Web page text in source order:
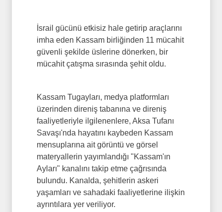
İsrail gücünü etkisiz hale getirip araçlarını
imha eden Kassam birliğinden 11 mücahit
güvenli şekilde üslerine dönerken, bir
mücahit çatışma sırasında şehit oldu.
Kassam Tugayları, medya platformları
üzerinden direniş tabanına ve direniş
faaliyetleriyle ilgilenenlere, Aksa Tufanı
Savaşı'nda hayatını kaybeden Kassam
mensuplarına ait görüntü ve görsel
materyallerin yayımlandığı "Kassam'ın
Ayları" kanalını takip etme çağrısında
bulundu. Kanalda, şehitlerin askeri
yaşamları ve sahadaki faaliyetlerine ilişkin
ayrıntılara yer veriliyor.